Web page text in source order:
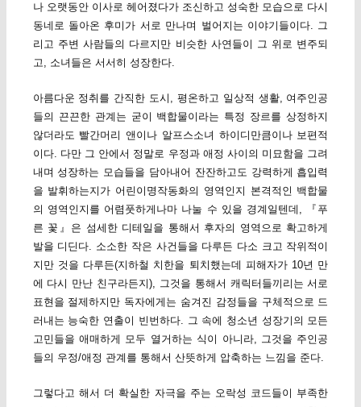
나 오랫동안 이사로 헤어졌다가 조신하고 성숙한 모습으로 다시
동네로 돌아온 후미가 서로 만나며 벌어지는 이야기들이다. 그
리고 주변 사람들의 다르지만 비슷한 사연들이 그 위로 변주되
고, 소녀들은 서서히 성장한다.
아름다운 정취를 간직한 도시, 평온하고 일상적 생활, 여주인공
들의 끈끈한 관계는 굳이 백합물이라는 특정 장르를 상정하지
않더라도 빨간머리 앤이나 알프스소녀 하이디만큼이나 보편적
이다. 다만 그 안에서 정말로 우정과 애정 사이의 미묘함을 그려
내며 성장하는 모습들을 담아내어 잔잔하고도 강력하게 흡입력
을 발휘하는지가 어린이명작동화의 영역인지 본격적인 백합물
의 영역인지를 어렴풋하게나마 나눌 수 있을 경계일텐데, 『푸
른 꽃』은 섬세한 디테일을 통해서 후자의 영역으로 확고하게
발을 디딘다. 소소한 작은 사건들을 다루든 다소 크고 작위적이
지만 것을 다루든(지하철 치한을 퇴치했는데 피해자가 10년 만
에 다시 만난 친구라든지), 그것을 통해서 캐릭터들끼리는 서로
표현을 절제하지만 독자에게는 숨겨진 감정들을 구체적으로 드
러내는 능숙한 연출이 빈번하다. 그 속에 청소년 성장기의 모든
고민들을 애매하게 모두 열거하는 식이 아니라, 그것을 주인공
들의 우정/애정 관계를 통해서 산뜻하게 압축하는 느낌을 준다.
그렇다고 해서 더 확실한 자극을 주는 오락성 코드들이 부족한